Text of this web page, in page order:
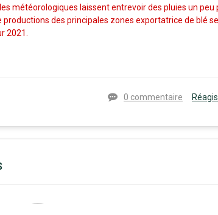
météorologiques laissent entrevoir des pluies un
productions des principales zones exportatrice de blé
2021.
0 commentaire